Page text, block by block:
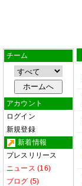
チーム
アカウント
ログイン
新規登録
新着情報
プレスリリース
ニュース (16)
ブログ (5)